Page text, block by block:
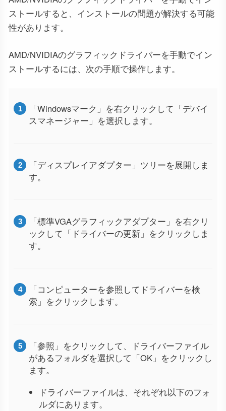
ストールすると、インストールの問題が解決する可能
性があります。
AMD/NVIDIAのグラフィックドライバーを手動でイン
ストールするには、次の手順で操作します。
「Windowsマーク」を右クリックして「デバイ
スマネージャー」を選択します。
「ディスプレイアダプター」ツリーを展開しま
す。
「標準VGAグラフィックアダプター」を右クリ
ックして「ドライバーの更新」をクリックしま
す。
「コンピューターを参照してドライバーを検
索」をクリックします。
「参照」をクリックして、ドライバーファイル
があるフォルダを選択して「OK」をクリックし
ます。
ドライバーファイルは、それぞれ以下のフォ
ルダにあります。